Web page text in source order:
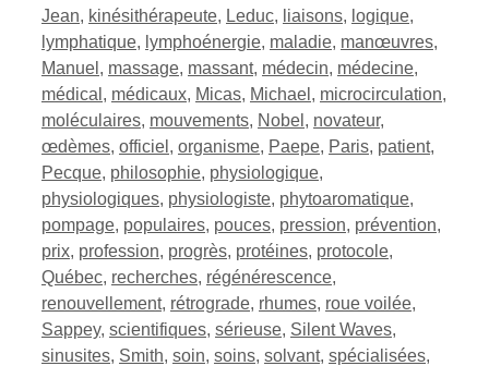
Jean, kinésithérapeute, Leduc, liaisons, logique,
lymphatique, lymphoénergie, maladie, manœuvres,
Manuel , massage, massant, médecin, médecine,
médical , médicaux, Micas, Michael , microcirculation,
moléculaires, mouvements, Nobel , novateur,
œdèmes, officiel , organisme, Paepe, Paris, patient,
Pecque, philosophie, physiologique,
physiologiques, physiologiste, phytoaromatique,
pompage, populaires, pouces, pression, prévention,
prix, profession, progrès, protéines, protocole,
Québec, recherches, régénérescence,
renouvellement, rétrograde, rhumes, roue voilée,
Sappey, scientifiques, sérieuse, Silent Waves,
sinusites, Smith, soin, soins, solvant, spécialisées,